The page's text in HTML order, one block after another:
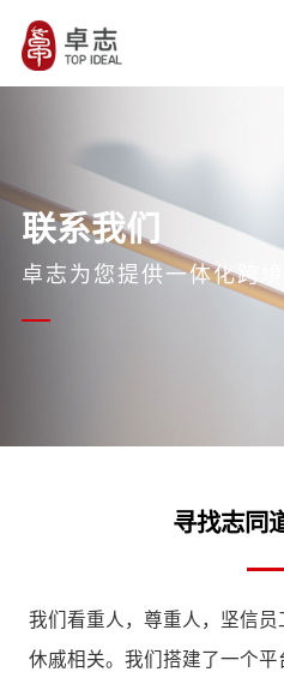
联系我们
卓志为您提供一体化跨
寻找志同
我们看重人，尊重人，坚信
休戚相关。我们搭建了一个